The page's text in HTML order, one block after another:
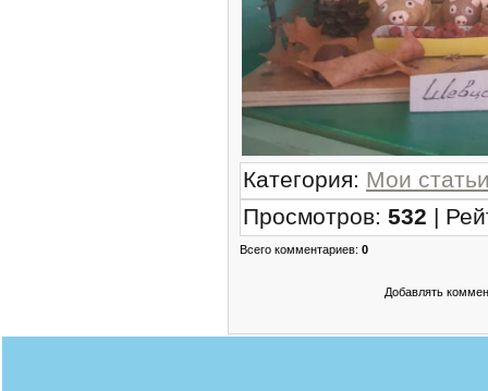
Категория: Мои
Просмотров: 532 |
Всего комментариев: 0
Добавлять